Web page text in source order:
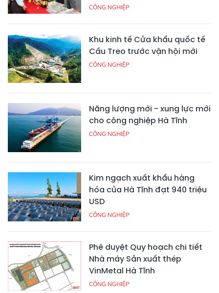
CÔNG NGHIỆP
Khu kinh tế Cửa khẩu quốc tế
Cầu Treo trước vận hội mới
CÔNG NGHIỆP
Năng lượng mới - xung lực mới
cho công nghiệp Hà Tĩnh
CÔNG NGHIỆP
Kim ngạch xuất khẩu hàng
hóa của Hà Tĩnh đạt 940 triệu
USD
CÔNG NGHIỆP
Phê duyệt Quy hoạch chi tiết
Nhà máy Sản xuất thép
VinMetal Hà Tĩnh
CÔNG NGHIỆP